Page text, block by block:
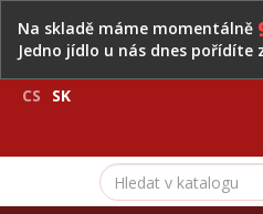
Na skladě máme momentálně
Jedno jídlo u nás dnes pořídíte
CS
SK